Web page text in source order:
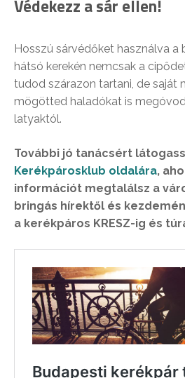
Védekezz a sár ellen!
Hosszú sárvédőket használva a
hátsó kerekén nemcsak a
tudod szárazon tartani, de saját
mögötted haladókat is
latyaktól.
További jó tanácsért
Kerékpárosklub oldalára,
információt megtalálsz a
bringás hírektől és
a kerékpáros KRESZ-ig és